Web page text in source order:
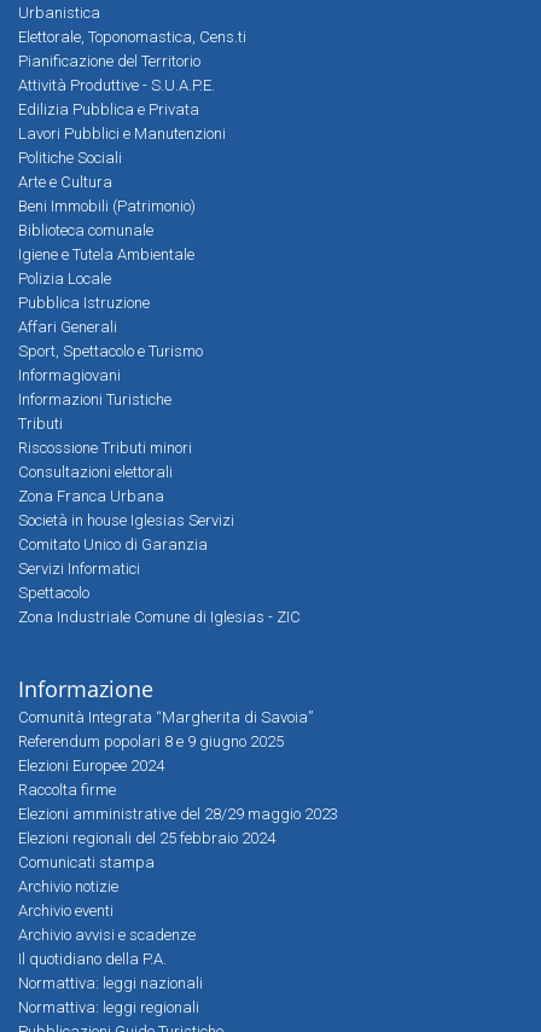
Urbanistica
Elettorale, Toponomastica, Cens.ti
Pianificazione del Territorio
Attività Produttive - S.U.A.P.E.
Edilizia Pubblica e Privata
Lavori Pubblici e Manutenzioni
Politiche Sociali
Arte e Cultura
Beni Immobili (Patrimonio)
Biblioteca comunale
Igiene e Tutela Ambientale
Polizia Locale
Pubblica Istruzione
Affari Generali
Sport, Spettacolo e Turismo
Informagiovani
Informazioni Turistiche
Tributi
Riscossione Tributi minori
Consultazioni elettorali
Zona Franca Urbana
Società in house Iglesias Servizi
Comitato Unico di Garanzia
Servizi Informatici
Spettacolo
Zona Industriale Comune di Iglesias - ZIC
Informazione
Comunità Integrata “Margherita di Savoia”
Referendum popolari 8 e 9 giugno 2025
Elezioni Europee 2024
Raccolta firme
Elezioni amministrative del 28/29 maggio 2023
Elezioni regionali del 25 febbraio 2024
Comunicati stampa
Archivio notizie
Archivio eventi
Archivio avvisi e scadenze
Il quotidiano della P.A.
Normattiva: leggi nazionali
Normattiva: leggi regionali